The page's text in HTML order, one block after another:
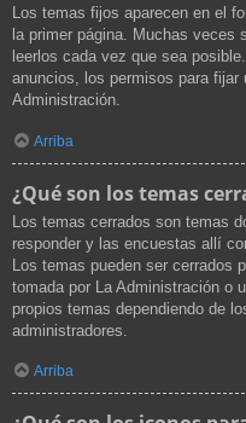
Los temas fijos aparecen en el
la primer página. Muchas veces
leerlos cada vez que sea
anuncios, los permisos para fijar
Administración.
Arriba
¿Qué son los temas
Los temas cerrados son temas
responder y las encuestas allí
Los temas pueden ser cerrados
tomada por La Administración o
propios temas dependiendo de
administradores.
Arriba